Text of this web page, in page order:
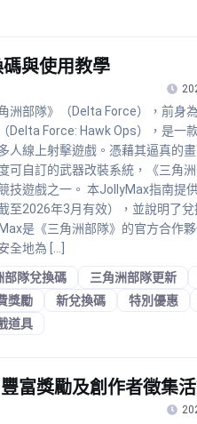
與使用教學
角洲部隊》（Delta Force），前身
Delta Force: Hawk Ops），是一
人線上射擊遊戲。憑藉其逼真的
可自訂的武器改裝系統，《三角
技遊戲之一。 本JollyMax指南提
至2026年3月有效），並說明了兌
是《三角洲部隊》的官方合作
全地為 […]
部隊兌換碼 三角洲部隊更新
獎勵 新兌換碼 特別優惠
道具
富獎勵及創作者徵集